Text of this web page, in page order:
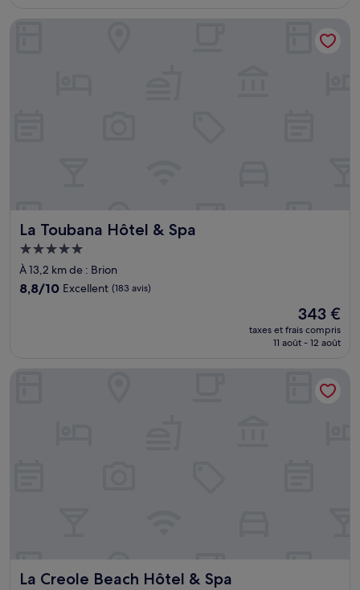
de
148 €
La Toubana Hôtel & Spa
La Toubana Hôtel & Spa
Hébergement
5.0 étoiles
À 13,2 km de : Brion
8.8
8,8/10 Excellent (183 avis)
Le
nouveau
prix
343 €
343 €
taxes et frais compris
11 août - 12 août
La Creole Beach Hôtel & Spa
La Creole Beach Hôtel & Spa
La Creole Beach Hôtel & Spa